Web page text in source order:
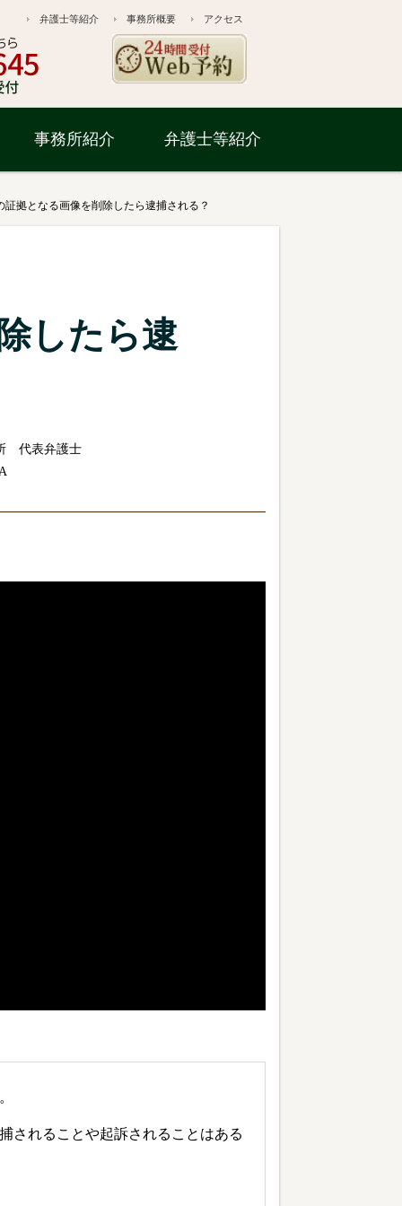
弁護士等紹介 事務所概要 アクセス
事務所紹介 弁護士等紹介
証拠となる画像を削除したら逮捕される？
したら逮
代表弁護士
されることや起訴されることはある